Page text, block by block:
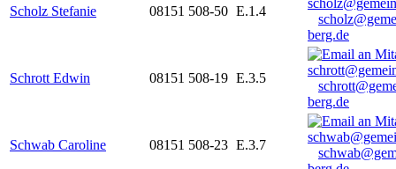
Scholz Stefanie 08151 508-50 E.1.4
berg.de
Schrott Edwin 08151 508-19 E.3.5
berg.de
Schwab Caroline 08151 508-23 E.3.7